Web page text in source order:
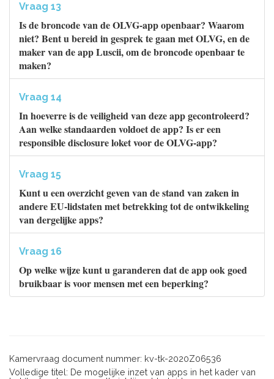
Vraag 13
Is de broncode van de OLVG-app openbaar? Waarom
niet? Bent u bereid in gesprek te gaan met OLVG, en de
maker van de app Luscii, om de broncode openbaar te
maken?
Vraag 14
In hoeverre is de veiligheid van deze app gecontroleerd?
Aan welke standaarden voldoet de app? Is er een
responsible disclosure loket voor de OLVG-app?
Vraag 15
Kunt u een overzicht geven van de stand van zaken in
andere EU-lidstaten met betrekking tot de ontwikkeling
van dergelijke apps?
Vraag 16
Op welke wijze kunt u garanderen dat de app ook goed
bruikbaar is voor mensen met een beperking?
Kamervraag document nummer: kv-tk-2020Z06536
Volledige titel: De mogelijke inzet van apps in het kader van